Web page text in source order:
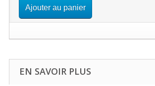
Ajouter au panier
EN SAVOIR PLUS